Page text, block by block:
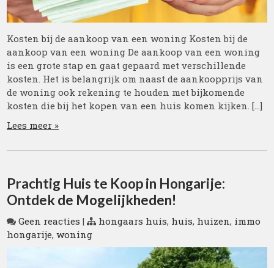
Kosten bij de aankoop van een woning Kosten bij de
aankoop van een woning De aankoop van een woning
is een grote stap en gaat gepaard met verschillende
kosten. Het is belangrijk om naast de aankoopprijs van
de woning ook rekening te houden met bijkomende
kosten die bij het kopen van een huis komen kijken. […]
Lees meer »
Prachtig Huis te Koop in Hongarije:
Ontdek de Mogelijkheden!
Geen reacties | hongaars huis, huis, huizen, immo
hongarije,woning